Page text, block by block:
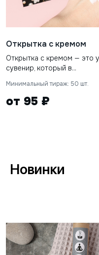
Открытка с кремом
Открытка с кремом — это
сувенир, который в...
Минимальный тираж: 50 шт.
от 95 ₽
Новинки